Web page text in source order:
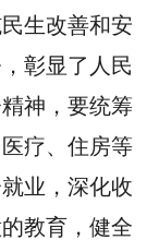
生改善和安
彰显了人民
神，要统筹
疗、住房等
业，深化收
教育，健全